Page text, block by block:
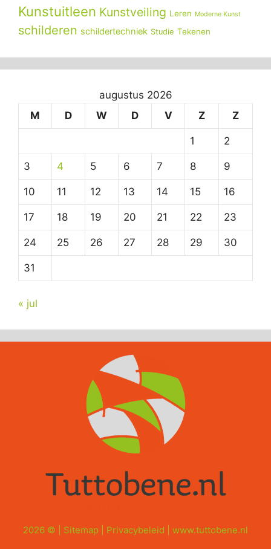
Kunstuitleen Kunstveiling Leren Moderne Kunst
schilderen schildertechniek Studie Tekenen
augustus 2026
M
D W D V Z Z
1 2
3 4 5 6 7 8 9
10 11 12 13 14 15 16
17 18 19 20 21 22 23
24 25 26 27 28 29 30
31
« jul
2026 © | Sitemap Privacybeleid www.tuttobene.nl